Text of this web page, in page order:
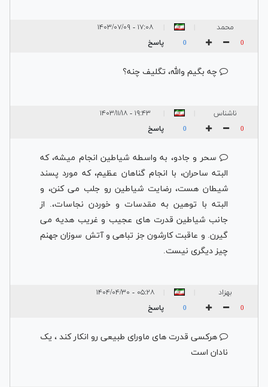
محمد ۱۷:۰۸ - ۱۴۰۳/۰۷/۰۹
0
0 پاسخ
چه بگیم والله، تگلیف چنه؟
ناشناس ۱۹:۴۳ - ۱۴۰۳/۱۱/۱۸
0
0 پاسخ
سحر و جادو، به واسطه شیاطین انجام میشه، که
البته ساحران، با انجام گناهان عظیم، که مورد پسند
شیطان هست، رضایت شیاطین رو جلب می کنن، و
البته با توهین به مقدسات و خوردن نجاسات،. از
جانب شیاطین قدرت های عجیب و غریب هدیه می
گیرن. و عاقبت کارشون جز تباهی و آتش سوزان جهنم
چیز دیگری نیست.
بهزاد ۰۵:۲۸ - ۱۴۰۴/۰۴/۳۰
0
0 پاسخ
هرکسی قدرت های ماورای طبیعی رو انکار کند ، یک
نادان است